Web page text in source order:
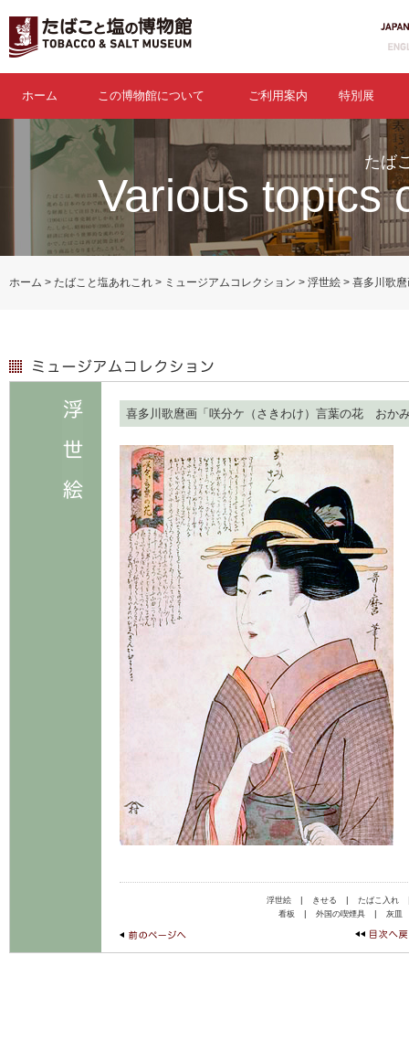
ホーム この博物館について ご利用案内 特別展
たば
Various topics
ホーム たばこと塩あれこれ ミュージアムコレクション 浮世絵 喜多川歌
喜多川歌麿画「咲分ケ（さきわけ）言葉の花 おか
浮世絵| きせる | たばこ入れ
看板 | 外国の喫煙具 | 灰皿